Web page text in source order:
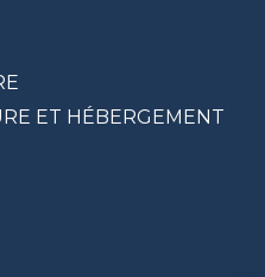
ET HÉBERGEMENT